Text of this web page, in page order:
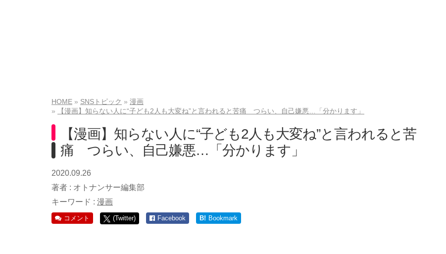
HOME SNSトピック
漫画
【漫画】知らない人に“子ども2人も大変ね”と言われると苦痛 つらい、自己嫌悪…「分かります」
【漫画】知らない人に“子ども2人も大変ね”と言われると苦
痛 つらい、自己嫌悪…「分かります」
2020.09.26
著者 : オトナンサー編集部
キーワード : 漫画
コメント (Twitter) Facebook B! Bookmark